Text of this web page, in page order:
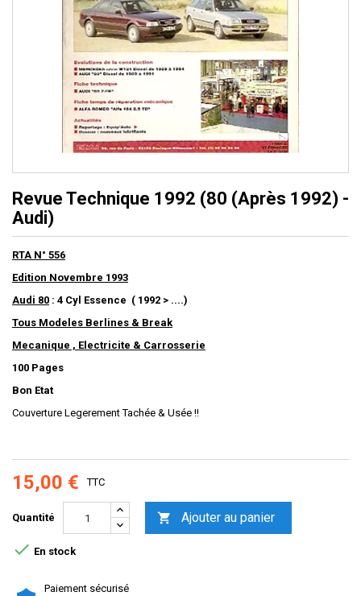
Revue Technique 1992 (80 (Après 1992) -
Audi)
RTA N° 556
Edition Novembre 1993
Audi 80 : 4 Cyl Essence ( 1992 > ....)
Tous Modeles Berlines & Break
Mecanique , Electricite & Carrosserie
100 Pages
Bon Etat
Couverture Legerement Tachée & Usée !!
15,00 € TTC
Quantité  Ajouter au panier
 En stock
Paiement sécurisé